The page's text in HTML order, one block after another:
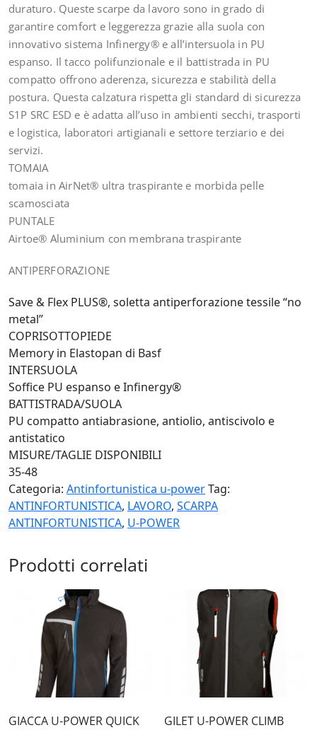
duraturo. Queste scarpe da lavoro sono in grado di
garantire comfort e leggerezza grazie alla suola con
innovativo sistema Infinergy® e all’intersuola in PU
espanso. Il tacco polifunzionale e il battistrada in PU
compatto offrono aderenza, sicurezza e stabilità della
postura. Questa calzatura rispetta gli standard di sicurezza
S1P SRC ESD e è adatta all’uso in ambienti secchi, trasporti
e logistica, laboratori artigianali e settore terziario e dei
servizi.
TOMAIA
tomaia in AirNet® ultra traspirante e morbida pelle
scamosciata
PUNTALE
Airtoe® Aluminium con membrana traspirante
ANTIPERFORAZIONE
Save & Flex PLUS®, soletta antiperforazione tessile “no
metal”
COPRISOTTOPIEDE
Memory in Elastopan di Basf
INTERSUOLA
Soffice PU espanso e Infinergy®
BATTISTRADA/SUOLA
PU compatto antiabrasione, antiolio, antiscivolo e
antistatico
MISURE/TAGLIE DISPONIBILI
35-48
Categoria: Antinfortunistica u-powerTag:
ANTINFORTUNISTICA, LAVORO, SCARPA
ANTINFORTUNISTICA, U-POWER
Prodotti correlati
GIACCA U-POWER QUICK GILET U-POWER CLIMB